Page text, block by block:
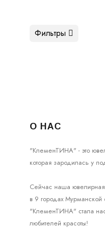
Фильтры
О НАС
"КлеменТИНА" - это
которая зародилась у
Сейчас наша ювелирная
в 9 городах Мурманской
"КлеменТИНА" стала
любителей красоты!